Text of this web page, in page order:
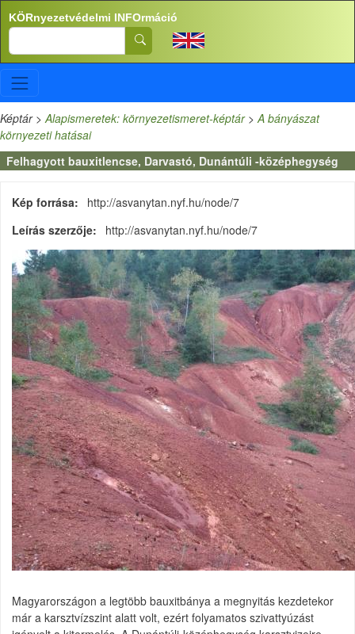
Ugrás a tartalomra
KÖRnyezetvédelmi INFOrmáció
Search
Képtár>Alapismeretek: környezetismeret-képtár>A bányászat
környezeti hatásai
Felhagyott bauxitlencse, Darvastó, Dunántúli -középhegység
Kép forrása
http://asvanytan.nyf.hu/node/7
Leírás szerzője
http://asvanytan.nyf.hu/node/7
Magyarországon a legtöbb bauxitbánya a megnyitás kezdetekor
már a karsztvízszint alatt volt, ezért folyamatos szivattyúzást